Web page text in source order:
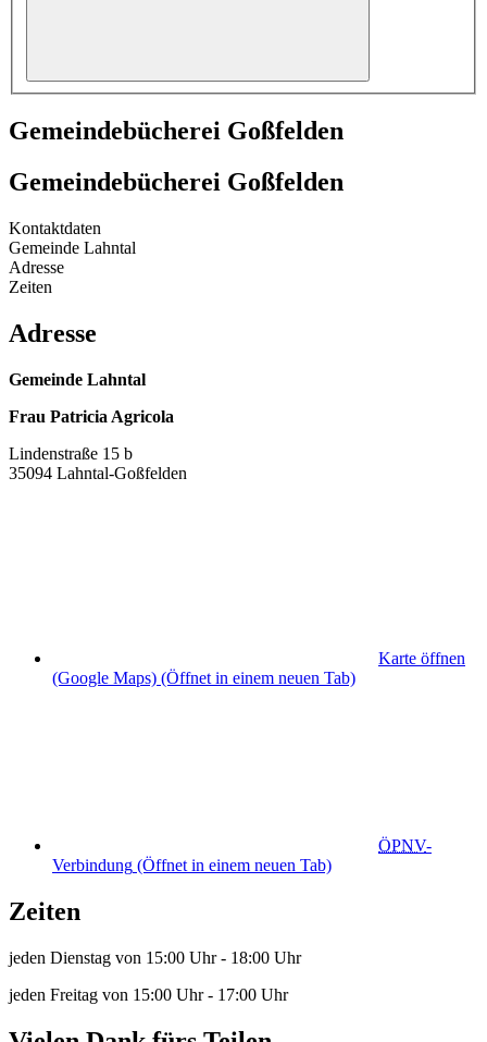
Gemeindebücherei Goßfelden
Gemeindebücherei Goßfelden
Kontaktdaten
Gemeinde Lahntal
Adresse
Zeiten
Adresse
Gemeinde Lahntal
Frau Patricia Agricola
Lindenstraße 15 b
35094 Lahntal-Goßfelden
Karte öffnen
(Google Maps) (Öffnet in einem neuen Tab)
ÖPNV-
Verbindung (Öffnet in einem neuen Tab)
Zeiten
jeden Dienstag von 15:00 Uhr - 18:00 Uhr
jeden Freitag von 15:00 Uhr - 17:00 Uhr